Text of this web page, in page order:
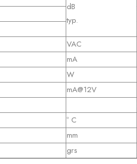
dB
typ.
VAC
mA
W
mA@12V
º C
mm
grs